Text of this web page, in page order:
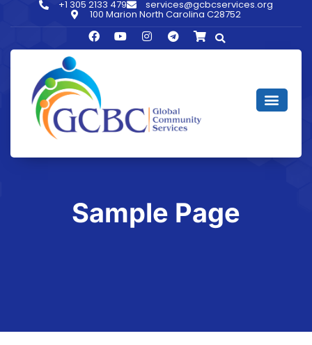
+1 305 2133 479 services@gcbcservices.org
100 Marion North Carolina C28752
Sample Page